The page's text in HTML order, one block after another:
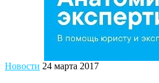
Новости 24 марта 2017